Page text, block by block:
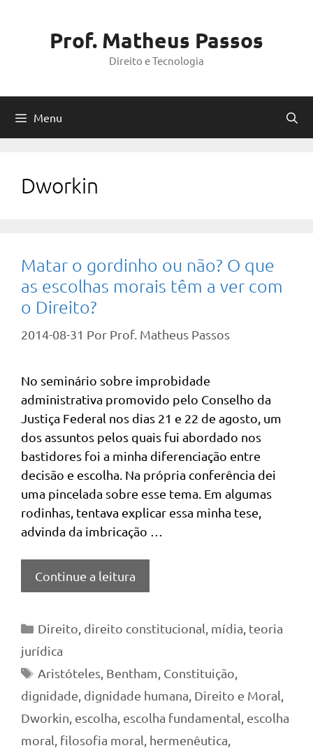
Prof. Matheus Passos
Direito e Tecnologia
Menu
Dworkin
Matar o gordinho ou não? O que
as escolhas morais têm a ver com
o Direito?
2014-08-31 Por Prof. Matheus Passos
No seminário sobre improbidade
administrativa promovido pelo Conselho da
Justiça Federal nos dias 21 e 22 de agosto, um
dos assuntos pelos quais fui abordado nos
bastidores foi a minha diferenciação entre
decisão e escolha. Na própria conferência dei
uma pincelada sobre esse tema. Em algumas
rodinhas, tentava explicar essa minha tese,
advinda da imbricação …
Continue a leitura
Categorias
Direito direito constitucional mídia teoria
jurídica
Tags
Aristóteles, Bentham Constituição
dignidade dignidade humana Direito e Moral
Dworkin escolha escolha fundamental escolha
moral filosofia moral hermenêutica